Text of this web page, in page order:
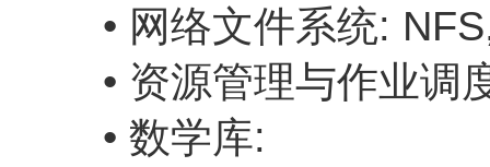
• 网络文件系统:
• 资源管理与作业调
• 数学库: